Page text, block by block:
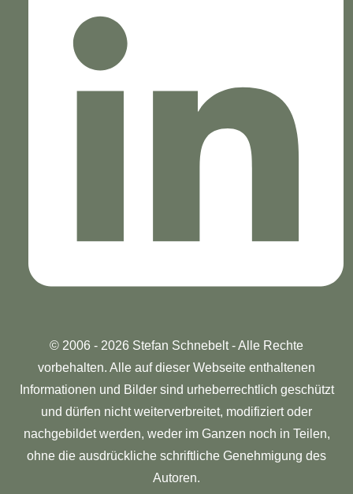
© 2006 - 2026 Stefan Schnebelt - Alle Rechte
vorbehalten. Alle auf dieser Webseite enthaltenen
Informationen und Bilder sind urheberrechtlich geschützt
und dürfen nicht weiterverbreitet, modifiziert oder
nachgebildet werden, weder im Ganzen noch in Teilen,
ohne die ausdrückliche schriftliche Genehmigung des
Autoren.